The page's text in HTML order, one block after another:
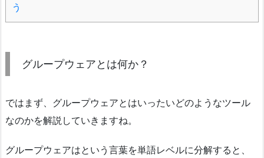
う
グループウェアとは何か？
ではまず、グループウェアとはいったいどのようなツール
なのかを解説していきますね。
グループウェアはという言葉を単語レベルに分解すると、